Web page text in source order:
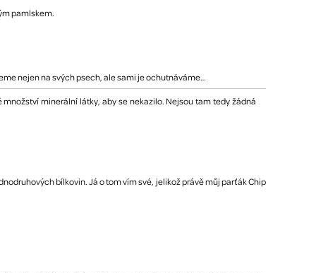
pamlskem.
nejen na svých psech, ale sami je ochutnáváme…
minerální látky, aby se nekazilo. Nejsou tam tedy žádná
bílkovin. Já o tom vím své, jelikož právě můj parťák Chip